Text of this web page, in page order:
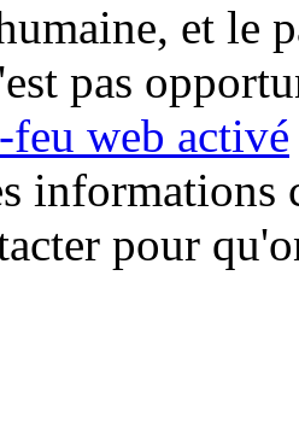
et le
pas
feu web activé
informations
pour